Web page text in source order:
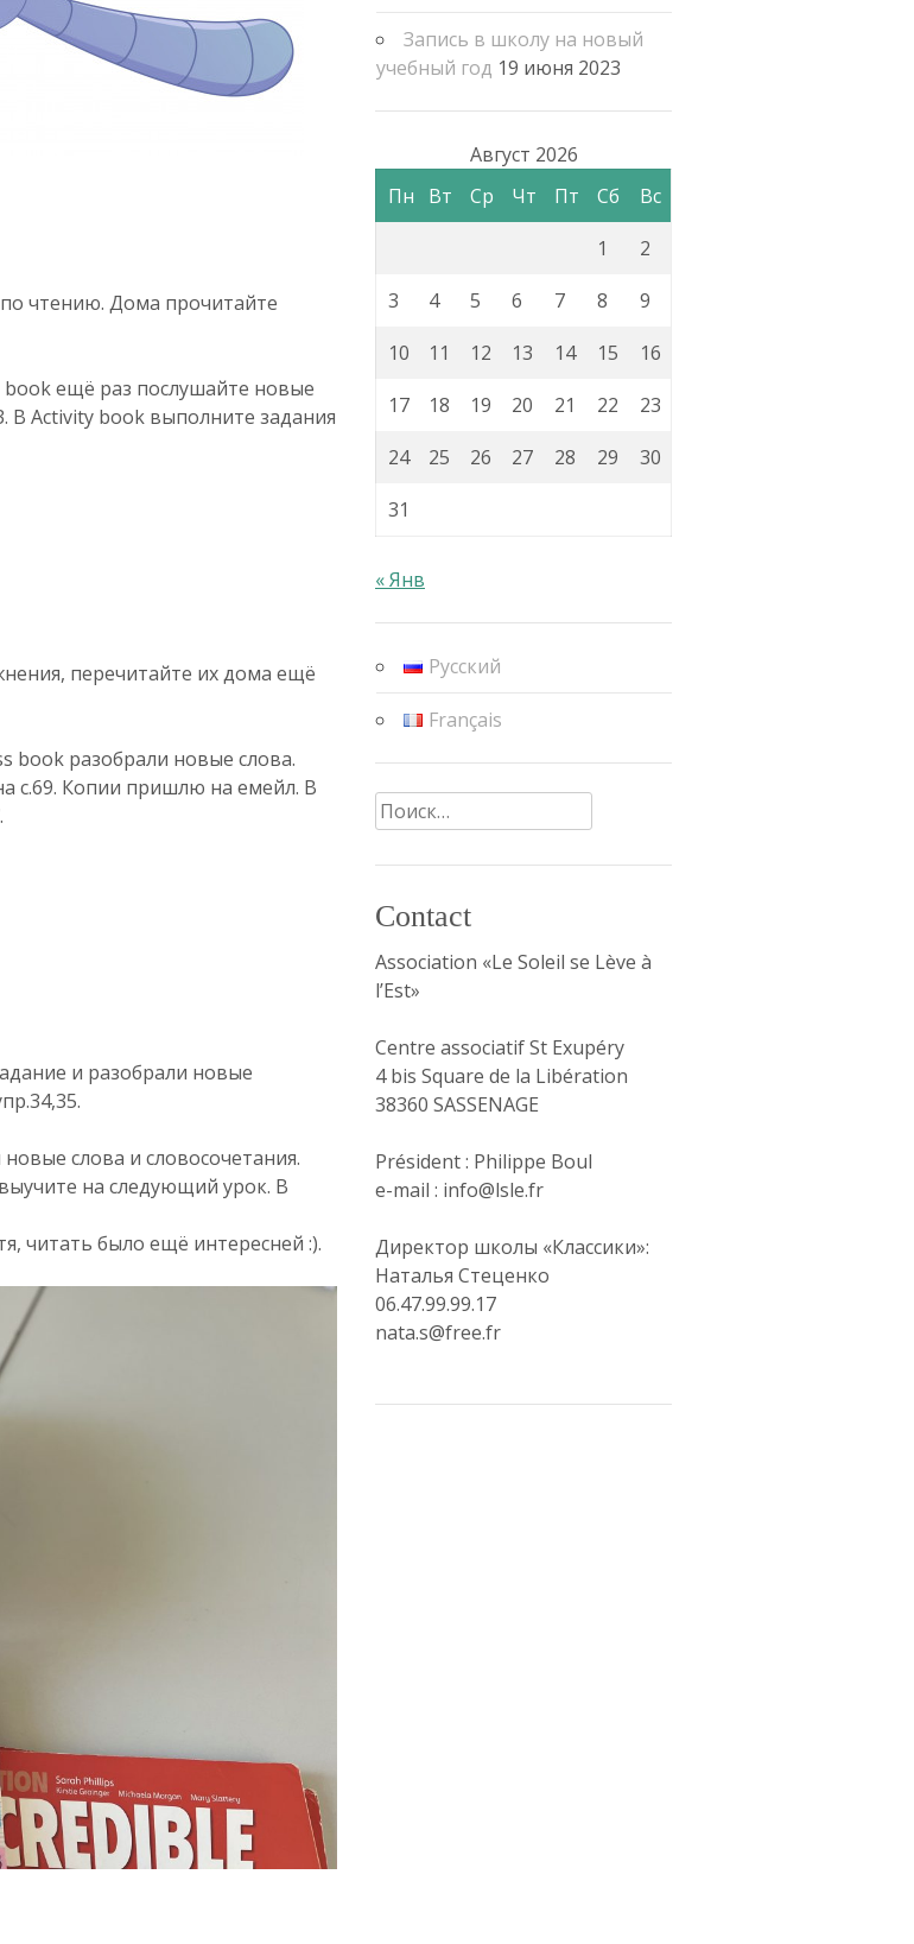
чтению. Дома прочитайте
book ещё раз послушайте новые
В Activity book выполните задания
перечитайте их дома ещё
book разобрали новые слова.
с.69. Копии пришлю на емейл. В
и разобрали новые
слова и словосочетания.
на следующий урок. В
читать было ещё интересней :).
Запись в школу на новый
учебный год 19 июня 2023
Август 2026
Пн
Вт Ср Чт Пт Сб
Вс
1
2
3
4 5 6 7 8
9
10
11 12 13 14 15
16
17
18 19 20 21 22
23
24
25 26 27 28 29
30
31
« Янв
Русский
Français
Найти:
Contact
Association «Le Soleil se Lève à
l’Est»
Centre associatif St Exupéry
4 bis Square de la Libération
38360 SASSENAGE
Président : Philippe Boul
e-mail : info@lsle.fr
Директор школы «Классики»:
Наталья Стеценко
06.47.99.99.17
nata.s@free.fr